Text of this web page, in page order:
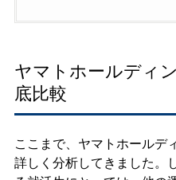
ヤマトホールディ
底比較
ここまで、ヤマトホールデ
詳しく分析してきました。